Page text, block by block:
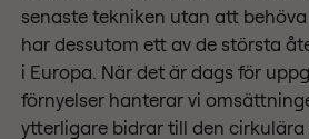
senaste tekniken utan att
har dessutom ett av de största
i Europa. När det är dags för
förnyelser hanterar vi
ytterligare bidrar till den cirkulära